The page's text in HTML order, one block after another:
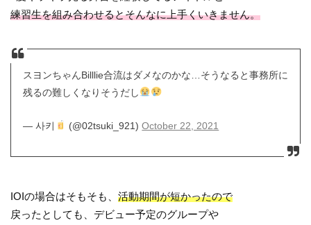
練習生を組み合わせるとそんなに上手くいきません。
スヨンちゃんBilllie合流はダメなのかな…そうなると事務所に
残るの難しくなりそうだし
— 사키 (@02tsuki_921)October 22, 2021
IOIの場合はそもそも、活動期間が短かったので
戻ったとしても、デビュー予定のグループや